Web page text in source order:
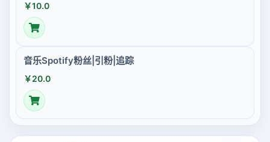
￥10.0
音乐Spotify粉丝|引粉|追踪
￥20.0